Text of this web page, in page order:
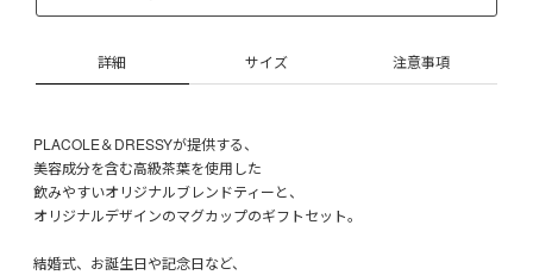
詳細 サイズ 注意事項
PLACOLE＆DRESSYが提供する、
美容成分を含む高級茶葉を使用した
飲みやすいオリジナルブレンドティーと、
オリジナルデザインのマグカップのギフトセット。
結婚式、お誕生日や記念日など、